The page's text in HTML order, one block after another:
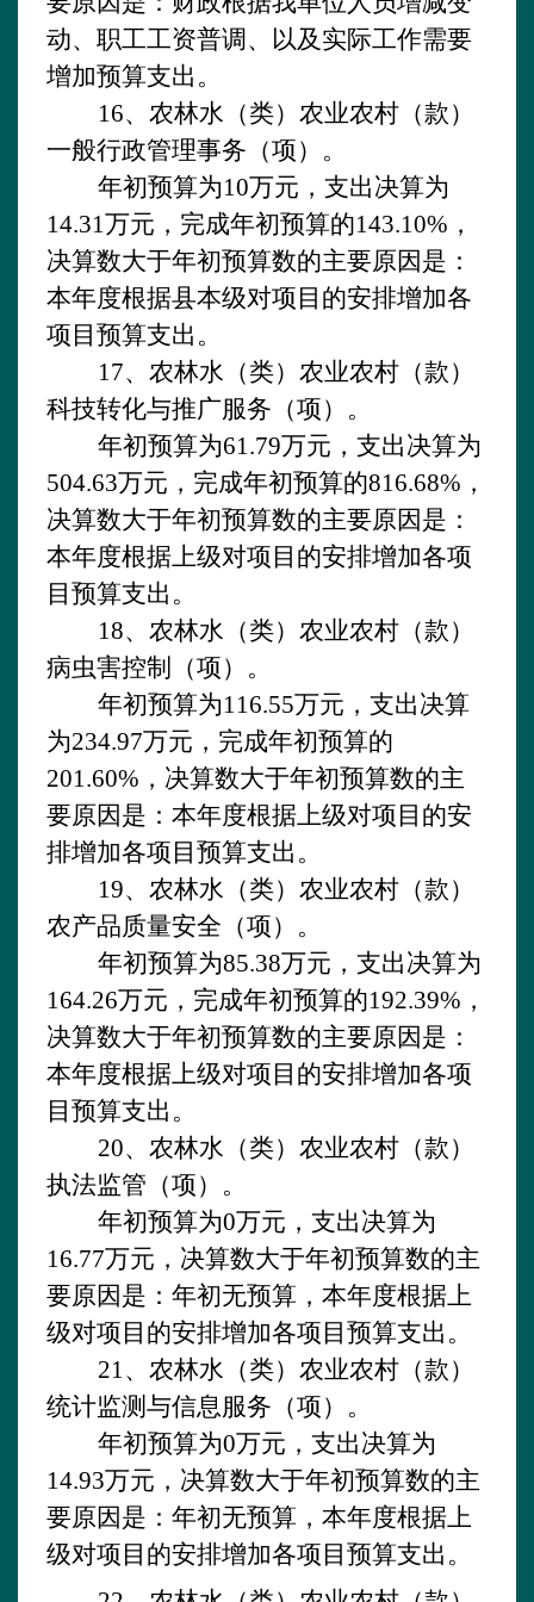
动、职工工资普调、以及实际工作需要
增加预算支出。
16、农林水（类）农业农村（款）
一般行政管理事务（项）。
年初预算为10万元，支出决算为
14.31万元，完成年初预算的143.10%，
决算数大于年初预算数的主要原因是：
本年度根据县本级对项目的安排增加各
项目预算支出。
17、农林水（类）农业农村（款）
科技转化与推广服务（项）。
年初预算为61.79万元，支出决算为
504.63万元，完成年初预算的816.68%，
决算数大于年初预算数的主要原因是：
本年度根据上级对项目的安排增加各项
目预算支出。
18、农林水（类）农业农村（款）
病虫害控制（项）。
年初预算为116.55万元，支出决算
为234.97万元，完成年初预算的
201.60%，决算数大于年初预算数的主
要原因是：本年度根据上级对项目的安
排增加各项目预算支出。
19、农林水（类）农业农村（款）
农产品质量安全（项）。
年初预算为85.38万元，支出决算为
164.26万元，完成年初预算的192.39%，
决算数大于年初预算数的主要原因是：
本年度根据上级对项目的安排增加各项
目预算支出。
20、农林水（类）农业农村（款）
执法监管（项）。
年初预算为0万元，支出决算为
16.77万元，决算数大于年初预算数的主
要原因是：年初无预算，本年度根据上
级对项目的安排增加各项目预算支出。
21、农林水（类）农业农村（款）
统计监测与信息服务（项）。
年初预算为0万元，支出决算为
14.93万元，决算数大于年初预算数的主
要原因是：年初无预算，本年度根据上
级对项目的安排增加各项目预算支出。